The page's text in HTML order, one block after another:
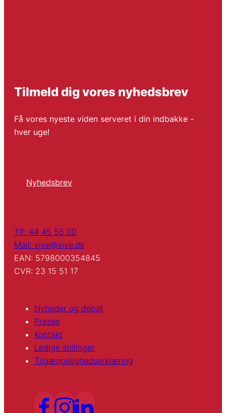
Tilmeld dig vores nyhedsbrev
Få vores nyeste viden serveret i din indbakke -
hver uge!
Nyhedsbrev
Tlf: 44 45 55 00
Mail: vive@vive.dk
EAN: 5798000354845
CVR: 23 15 51 17
Nyheder og debat
Presse
Kontakt
Ledige stillinger
Tilgængelighedserklæring